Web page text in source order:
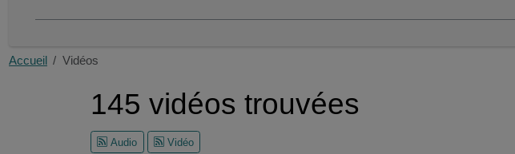
microbiologie
Accueil Vidéos
145 vidéos trouvées
Audio Vidéo